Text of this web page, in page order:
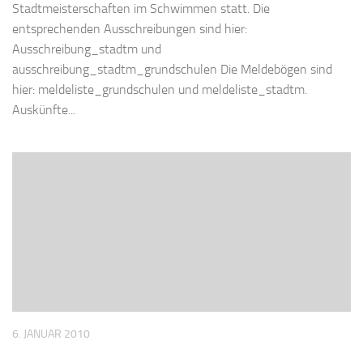
Stadtmeisterschaften im Schwimmen statt. Die
entsprechenden Ausschreibungen sind hier:
Ausschreibung_stadtm und
ausschreibung_stadtm_grundschulen Die Meldebögen sind
hier: meldeliste_grundschulen und meldeliste_stadtm.
Auskünfte...
6. JANUAR 2010